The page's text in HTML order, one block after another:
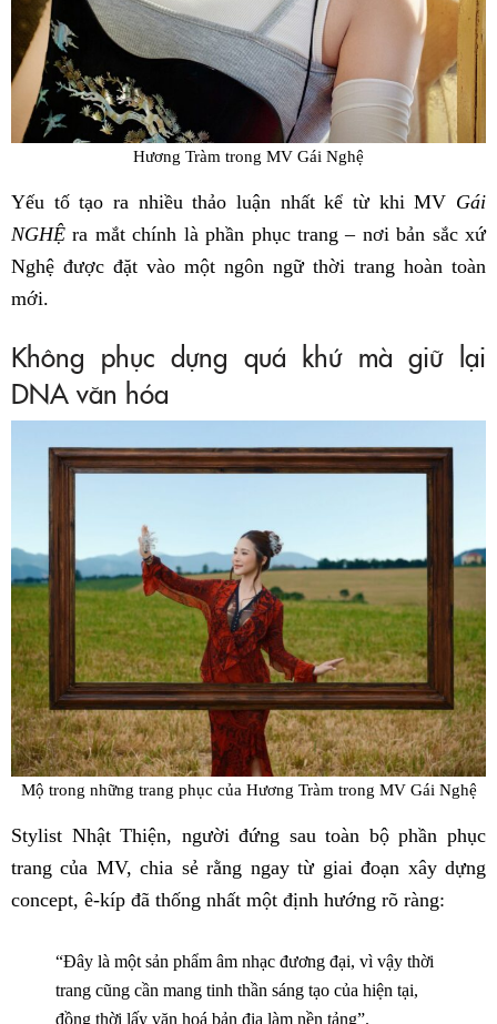
Hương Tràm trong MV Gái Nghệ
Yếu tố tạo ra nhiều thảo luận nhất kể từ khi MV Gái
NGHỆ ra mắt chính là phần phục trang – nơi bản sắc xứ
Nghệ được đặt vào một ngôn ngữ thời trang hoàn toàn
mới.
Không phục dựng quá khứ mà giữ lại
DNA văn hóa
Mộ trong những trang phục của Hương Tràm trong MV Gái Nghệ
Stylist Nhật Thiện, người đứng sau toàn bộ phần phục
trang của MV, chia sẻ rằng ngay từ giai đoạn xây dựng
concept, ê-kíp đã thống nhất một định hướng rõ ràng:
“Đây là một sản phẩm âm nhạc đương đại, vì vậy thời
trang cũng cần mang tinh thần sáng tạo của hiện tại,
đồng thời lấy văn hoá bản địa làm nền tảng”.